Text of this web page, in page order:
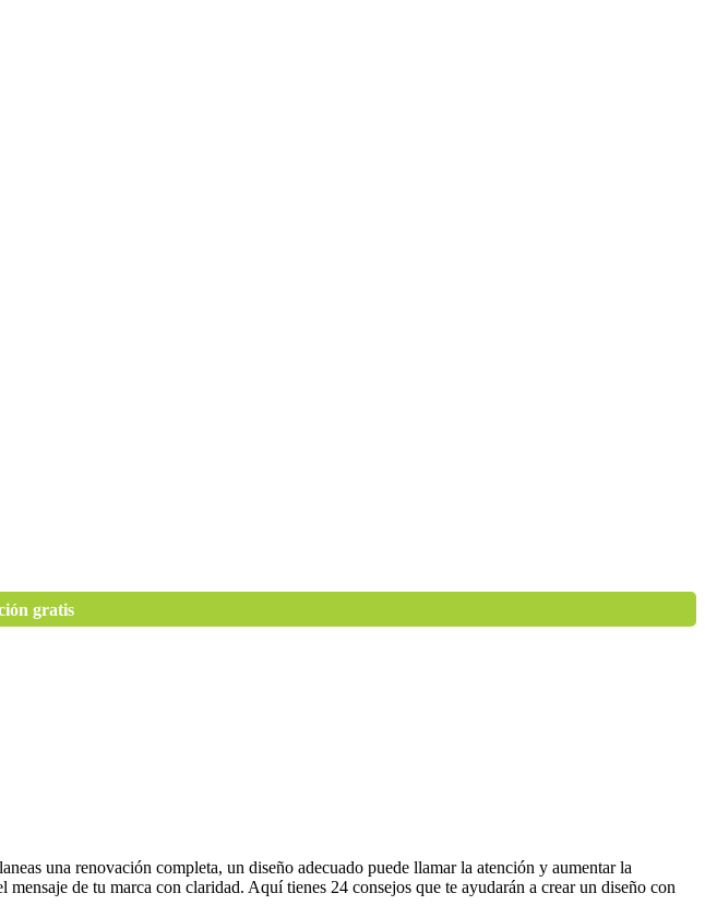
gratis
una renovación completa, un diseño adecuado puede llamar la atención y aumentar la
de tu marca con claridad. Aquí tienes 24 consejos que te ayudarán a crear un diseño con